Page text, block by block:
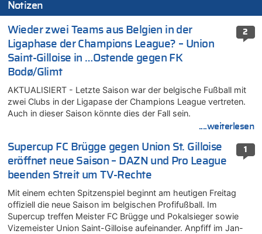
Notizen
2
Wieder zwei Teams aus Belgien in der
Ligaphase der Champions League? – Union
Saint-Gilloise in …Ostende gegen FK
Bodø/Glimt
AKTUALISIERT - Letzte Saison war der belgische Fußball mit
zwei Clubs in der Ligapase der Champions League vertreten.
Auch in dieser Saison könnte dies der Fall sein.
....weiterlesen
1
Supercup FC Brügge gegen Union St. Gilloise
eröffnet neue Saison – DAZN und Pro League
beenden Streit um TV-Rechte
Mit einem echten Spitzenspiel beginnt am heutigen Freitag
offiziell die neue Saison im belgischen Profifußball. Im
Supercup treffen Meister FC Brügge und Pokalsieger sowie
Vizemeister Union Saint-Gilloise aufeinander. Anpfiff im Jan-